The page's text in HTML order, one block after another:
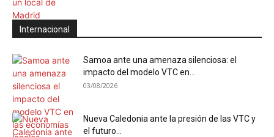
Internacional
Samoa ante una amenaza silenciosa: el
impacto del modelo VTC en...
03/08/2026
Nueva Caledonia ante la presión de las VTC y
el futuro...